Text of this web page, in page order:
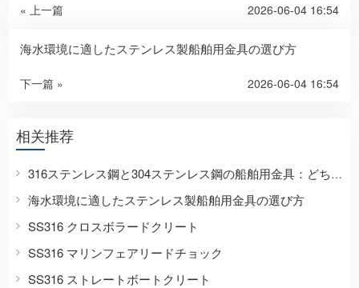
« 上一篇 2026-06-04 16:54
海水環境に適したステンレス製船舶用金具の選び方
下一篇 » 2026-06-04 16:54
相关推荐
316ステンレス鋼と304ステンレス鋼の船舶用金具：どちらがボートに適しているのか？
海水環境に適したステンレス製船舶用金具の選び方
SS316 クロスボラードクリート
SS316 マリンフェアリードチョック
SS316 ストレートボートクリート